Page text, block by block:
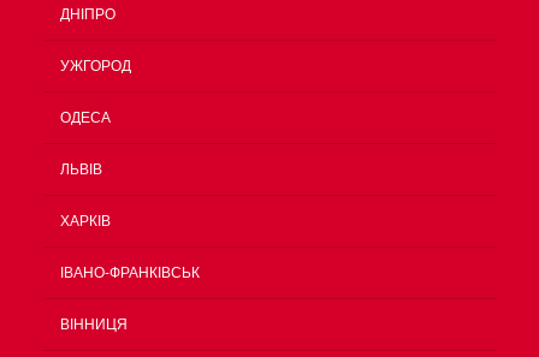
ДНІПРО
УЖГОРОД
ОДЕСА
ЛЬВІВ
ХАРКІВ
ІВАНО-ФРАНКІВСЬК
ВІННИЦЯ